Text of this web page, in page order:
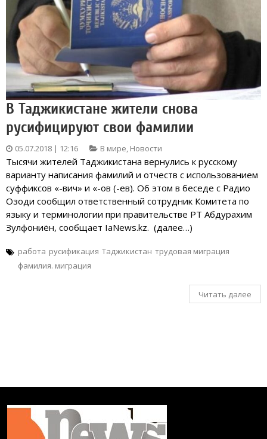
В Таджикистане жители снова
русифицируют свои фамилии
05.07.2018 | 12:16 В мире, Новости
Тысячи жителей Таджикистана вернулись к русскому
варианту написания фамилий и отчеств с использованием
суффиксов «-вич» и «-ов (-ев). Об этом в беседе с Радио
Озоди сообщил ответственный сотрудник Комитета по
языку и терминологии при правительстве РТ Абдурахим
Зулфониён, сообщает IaNews.kz. (далее…)
работа русификация Таджикистан трудовая миграция
фамилия. миграция
Читать далее